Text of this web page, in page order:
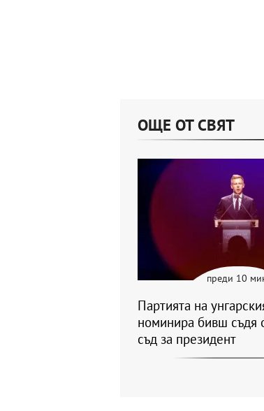
ОЩЕ ОТ СВЯТ
преди 10
Партията на
номинира бивш съдя
съд за президент